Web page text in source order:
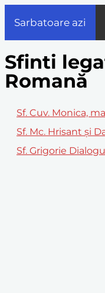
Sarbatoare azi
Sfinti
Romană
Sf. Cuv. Monica,
Sf. Mc. Hrisant și
Sf. Grigorie